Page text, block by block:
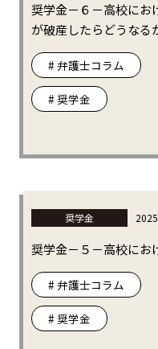
奨学金－６－高校に
が破産したらどうなる
# 弁護士コラム
# 奨学金
奨学金
奨学金－５－高校に
# 弁護士コラム
# 奨学金